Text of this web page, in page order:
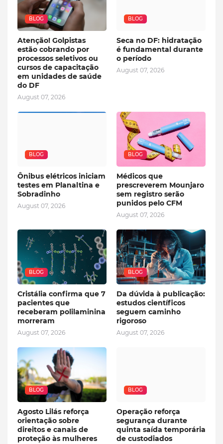
BLOG
Atenção! Golpistas
estão cobrando por
processos seletivos ou
cursos de capacitação
em unidades de saúde
do DF
August 07, 2026
BLOG
Seca no DF: hidratação
é fundamental durante
o período
August 07, 2026
BLOG
Ônibus elétricos iniciam
testes em Planaltina e
Sobradinho
August 07, 2026
BLOG
Médicos que
prescreverem Mounjaro
sem registro serão
punidos pelo CFM
August 07, 2026
BLOG
Cristália confirma que 7
pacientes que
receberam polilaminina
morreram
August 07, 2026
BLOG
Da dúvida à publicação:
estudos científicos
seguem caminho
rigoroso
August 07, 2026
BLOG
Agosto Lilás reforça
orientação sobre
direitos e canais de
proteção às mulheres
BLOG
Operação reforça
segurança durante
quinta saída temporária
de custodiados